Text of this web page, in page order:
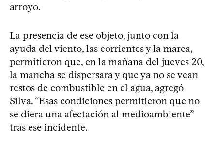
arroyo.
La presencia de ese objeto, junto con la
ayuda del viento, las corrientes y la marea,
permitieron que, en la mañana del jueves 20,
la mancha se dispersara y que ya no se vean
restos de combustible en el agua, agregó
Silva. “Esas condiciones permitieron que no
se diera una afectación al medioambiente”
tras ese incidente.